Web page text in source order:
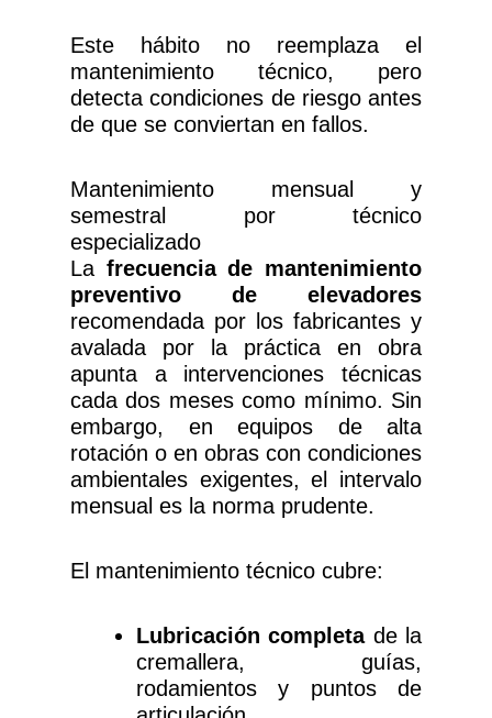
Este hábito no reemplaza el
mantenimiento técnico, pero
detecta condiciones de riesgo antes
de que se conviertan en fallos.
Mantenimiento mensual y
semestral por técnico
especializado
La frecuencia de mantenimiento
preventivo de elevadores
recomendada por los fabricantes y
avalada por la práctica en obra
apunta a intervenciones técnicas
cada dos meses como mínimo. Sin
embargo, en equipos de alta
rotación o en obras con condiciones
ambientales exigentes, el intervalo
mensual es la norma prudente.
El mantenimiento técnico cubre:
Lubricación completade la
cremallera, guías,
rodamientos y puntos de